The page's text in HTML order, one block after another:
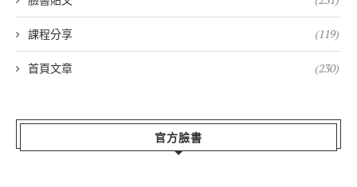
課程分享 (119)
首頁文章 (230)
官方臉書